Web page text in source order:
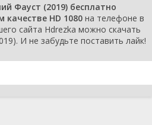
Фауст (2019) бесплатно
HD 1080 на телефоне в
сайта Hdrezka можно скачать
И не забудьте поставить лайк!